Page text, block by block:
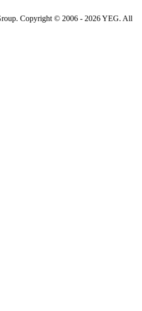
Copyright © 2006 - 2026 YEG. All